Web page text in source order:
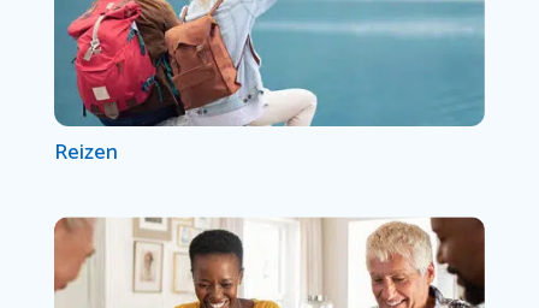
Reizen